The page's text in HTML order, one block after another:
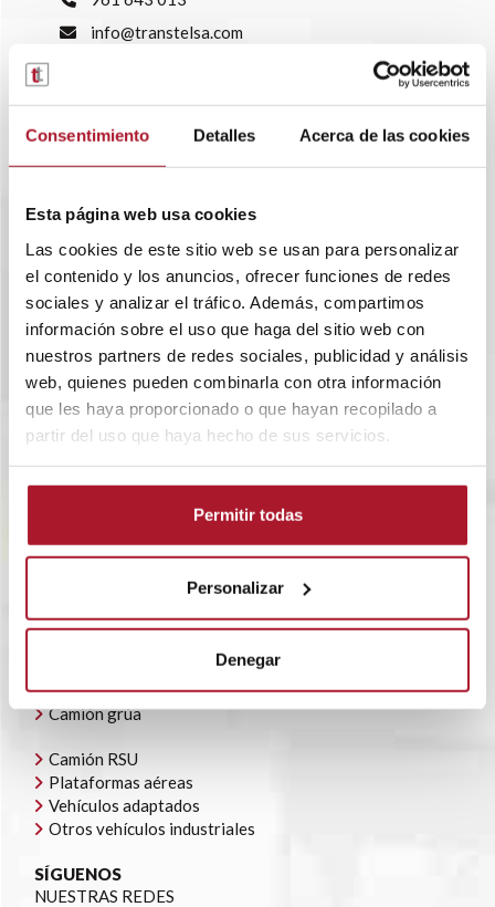
Consentimiento Detalles Acerca de las cookies
Esta página web usa cookies
Las cookies de este sitio web se usan para personalizar
el contenido y los anuncios, ofrecer funciones de redes
sociales y analizar el tráfico. Además, compartimos
información sobre el uso que haga del sitio web con
nuestros partners de redes sociales, publicidad y análisis
web, quienes pueden combinarla con otra información
que les haya proporcionado o que hayan recopilado a
partir del uso que haya hecho de sus servicios.
Permitir todas
Personalizar
Denegar
info@transtelsa.com
SOBRE TRANSTEL
BLOG
POLÍTICA CORPORATIVA
OFERTAS DE EMPLEO
NUESTRA FLOTA
Camión caja abierta
Camión grúa
Camión RSU
Plataformas aéreas
Vehículos adaptados
Otros vehículos industriales
SÍGUENOS
NUESTRAS REDES